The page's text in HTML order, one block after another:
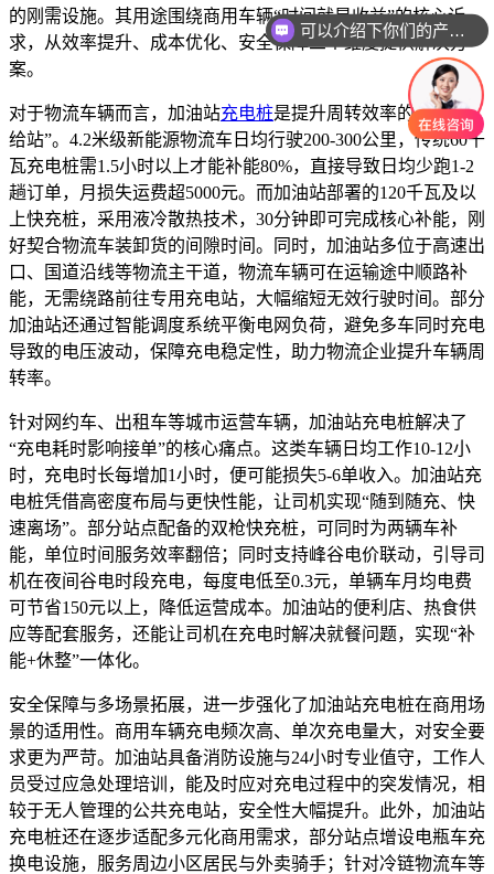
的刚需设施。其用途围绕商用车辆“时间就是收益”的核心诉
求，从效率提升、成本优化、安全保障三个维度提供解决方
案。
对于物流车辆而言，加油站充电桩是提升周转效率的“中途补
给站”。4.2米级新能源物流车日均行驶200-300公里，传统60千
瓦充电桩需1.5小时以上才能补能80%，直接导致日均少跑1-2
趟订单，月损失运费超5000元。而加油站部署的120千瓦及以
上快充桩，采用液冷散热技术，30分钟即可完成核心补能，刚
好契合物流车装卸货的间隙时间。同时，加油站多位于高速出
口、国道沿线等物流主干道，物流车辆可在运输途中顺路补
能，无需绕路前往专用充电站，大幅缩短无效行驶时间。部分
加油站还通过智能调度系统平衡电网负荷，避免多车同时充电
导致的电压波动，保障充电稳定性，助力物流企业提升车辆周
转率。
针对网约车、出租车等城市运营车辆，加油站充电桩解决了
“充电耗时影响接单”的核心痛点。这类车辆日均工作10-12小
时，充电时长每增加1小时，便可能损失5-6单收入。加油站充
电桩凭借高密度布局与更快性能，让司机实现“随到随充、快
速离场”。部分站点配备的双枪快充桩，可同时为两辆车补
能，单位时间服务效率翻倍；同时支持峰谷电价联动，引导司
机在夜间谷电时段充电，每度电低至0.3元，单辆车月均电费
可节省150元以上，降低运营成本。加油站的便利店、热食供
应等配套服务，还能让司机在充电时解决就餐问题，实现“补
能+休整”一体化。
安全保障与多场景拓展，进一步强化了加油站充电桩在商用场
景的适用性。商用车辆充电频次高、单次充电量大，对安全要
求更为严苛。加油站具备消防设施与24小时专业值守，工作人
员受过应急处理培训，能及时应对充电过程中的突发情况，相
较于无人管理的公共充电站，安全性大幅提升。此外，加油站
充电桩还在逐步适配多元化商用需求，部分站点增设电瓶车充
换电设施，服务周边小区居民与外卖骑手；针对冷链物流车等
可以介绍下你们的产品么